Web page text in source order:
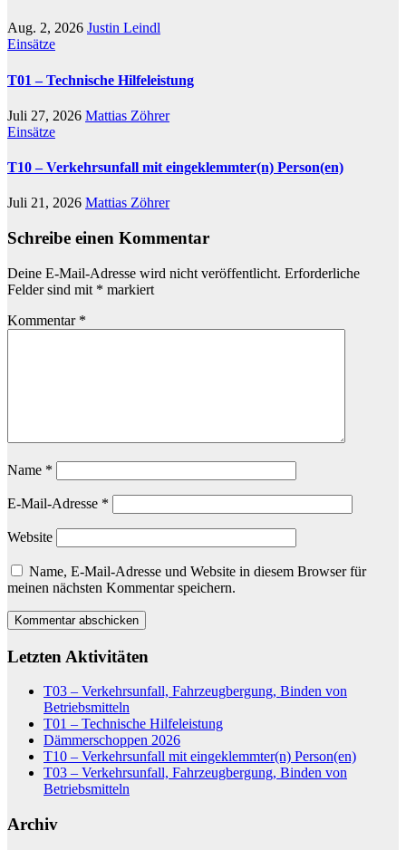
Aug. 2, 2026 Justin Leindl
Einsätze
T01 – Technische Hilfeleistung
Juli 27, 2026 Mattias Zöhrer
Einsätze
T10 – Verkehrsunfall mit eingeklemmter(n) Person(en)
Juli 21, 2026 Mattias Zöhrer
Schreibe einen Kommentar
Deine E-Mail-Adresse wird nicht veröffentlicht. Erforderliche
Felder sind mit * markiert
Kommentar *
Name *
E-Mail-Adresse *
Website
Name, E-Mail-Adresse und Website in diesem Browser für
meinen nächsten Kommentar speichern.
Letzten Aktivitäten
T03 – Verkehrsunfall, Fahrzeugbergung, Binden von
Betriebsmitteln
T01 – Technische Hilfeleistung
Dämmerschoppen 2026
T10 – Verkehrsunfall mit eingeklemmter(n) Person(en)
T03 – Verkehrsunfall, Fahrzeugbergung, Binden von
Betriebsmitteln
Archiv